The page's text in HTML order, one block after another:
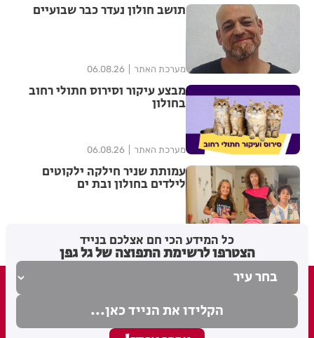
תושב חולון נעדר כבר שבועיים
מערכת האתר 06.08.26
מבצע עיקור וסירוס חתולי רחוב
בחולון
מערכת האתר 06.08.26
עמותת שניר חילקה ילקוטים
לילדים בחולון ובת ים
כל המידע הכי חם אצלכם בנייד
הצטרפו לרשימת התפוצה של גל גפן